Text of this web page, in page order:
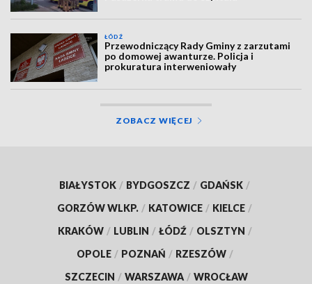
ŁÓDŹ
Przewodniczący Rady Gminy z zarzutami
po domowej awanturze. Policja i
prokuratura interweniowały
ZOBACZ WIĘCEJ
BIAŁYSTOK / BYDGOSZCZ / GDAŃSK /
GORZÓW WLKP. / KATOWICE / KIELCE /
KRAKÓW / LUBLIN / ŁÓDŹ / OLSZTYN /
OPOLE / POZNAŃ / RZESZÓW /
SZCZECIN / WARSZAWA / WROCŁAW